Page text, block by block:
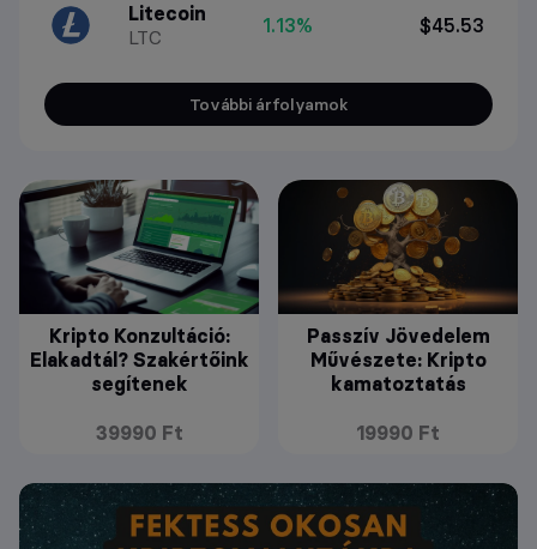
Litecoin
LTC
1.13% $45.53
További árfolyamok
Kripto Konzultáció:
Elakadtál? Szakértőink
segítenek
39990 Ft
Passzív Jövedelem
Művészete: Kripto
kamatoztatás
19990 Ft